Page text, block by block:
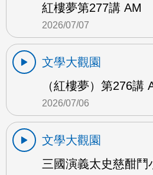
紅樓夢第277講 AM
2026/07/07
文學大觀園
（紅樓夢）第276講
2026/07/06
文學大觀園
三國演義太史慈酣鬥